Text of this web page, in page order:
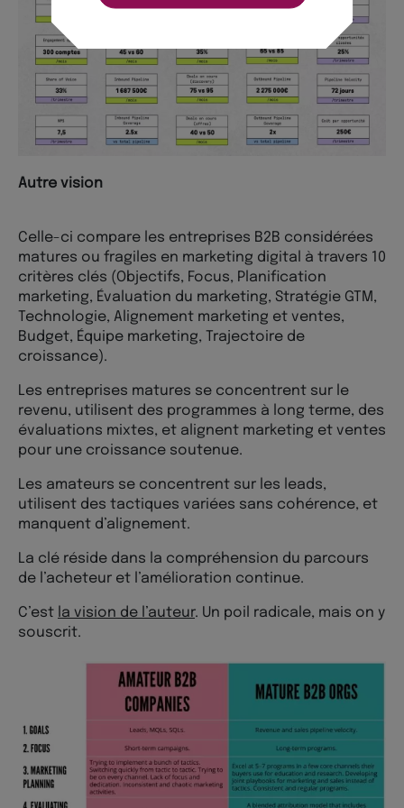
Autre vision
Celle-ci compare les entreprises B2B considérées
matures ou fragiles en marketing digital à travers 10
critères clés (Objectifs, Focus, Planification
marketing, Évaluation du marketing, Stratégie GTM,
Technologie, Alignement marketing et ventes,
Budget, Équipe marketing, Trajectoire de
croissance).
Les entreprises matures se concentrent sur le
revenu, utilisent des programmes à long terme, des
évaluations mixtes, et alignent marketing et ventes
pour une croissance soutenue.
Les amateurs se concentrent sur les leads,
utilisent des tactiques variées sans cohérence, et
manquent d’alignement.
La clé réside dans la compréhension du parcours
de l’acheteur et l’amélioration continue.
C’est la vision de l’auteur. Un poil radicale, mais on y
souscrit.